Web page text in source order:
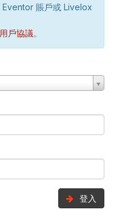
Eventor 賬戶或 Livelox
戶協議。
登入